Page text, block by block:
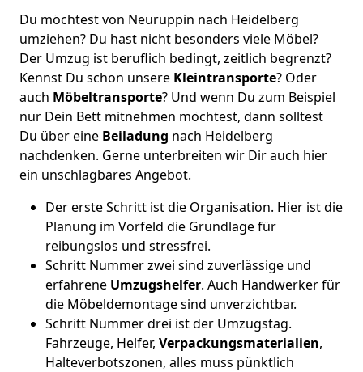
Du möchtest von Neuruppin nach Heidelberg
umziehen? Du hast nicht besonders viele Möbel?
Der Umzug ist beruflich bedingt, zeitlich begrenzt?
Kennst Du schon unsere Kleintransporte? Oder
auch Möbeltransporte? Und wenn Du zum Beispiel
nur Dein Bett mitnehmen möchtest, dann solltest
Du über eine Beiladung nach Heidelberg
nachdenken. Gerne unterbreiten wir Dir auch hier
ein unschlagbares Angebot.
Der erste Schritt ist die Organisation. Hier ist die
Planung im Vorfeld die Grundlage für
reibungslos und stressfrei.
Schritt Nummer zwei sind zuverlässige und
erfahrene Umzugshelfer. Auch Handwerker für
die Möbeldemontage sind unverzichtbar.
Schritt Nummer drei ist der Umzugstag.
Fahrzeuge, Helfer, Verpackungsmaterialien,
Halteverbotszonen, alles muss pünktlich